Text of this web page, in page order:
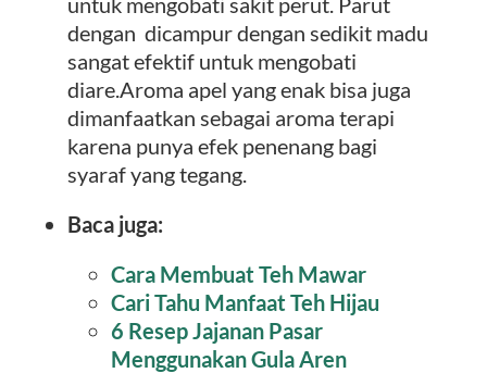
dengan dicampur dengan sedikit madu
sangat efektif untuk mengobati
diare.Aroma apel yang enak bisa juga
dimanfaatkan sebagai aroma terapi
karena punya efek penenang bagi
syaraf yang tegang.
Baca juga:
Cara Membuat Teh Mawar
Cari Tahu Manfaat Teh Hijau
6 Resep Jajanan Pasar
Menggunakan Gula Aren